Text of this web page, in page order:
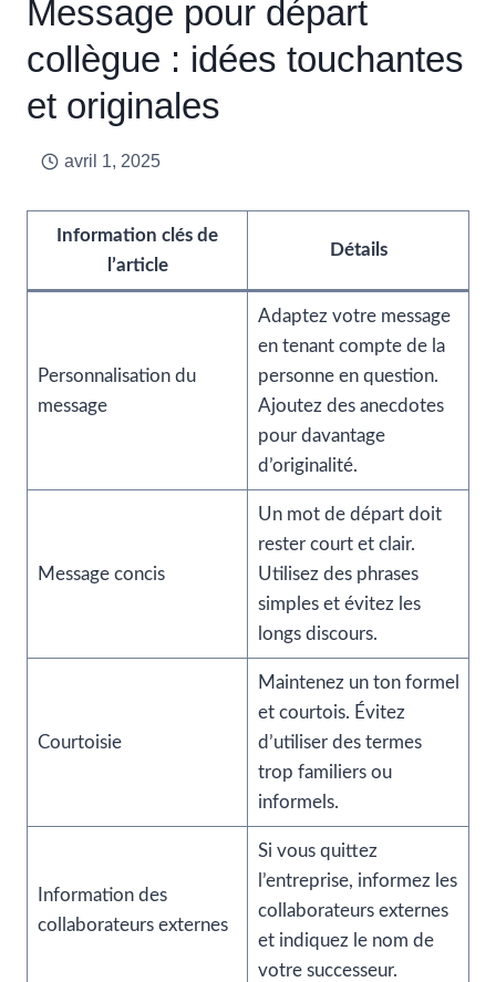
Message pour départ
collègue : idées touchantes
et originales
avril 1, 2025
Information clés de
l’article
Détails
Personnalisation du
message
Adaptez votre message
en tenant compte de la
personne en question.
Ajoutez des anecdotes
pour davantage
d’originalité.
Message concis
Un mot de départ doit
rester court et clair.
Utilisez des phrases
simples et évitez les
longs discours.
Courtoisie
Maintenez un ton formel
et courtois. Évitez
d’utiliser des termes
trop familiers ou
informels.
Information des
collaborateurs externes
Si vous quittez
l’entreprise, informez les
collaborateurs externes
et indiquez le nom de
votre successeur.